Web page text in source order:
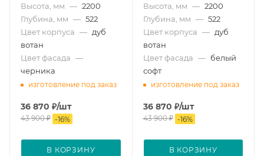
Высота, мм — 2200
Глубина, мм — 522
Цвет корпуса — дуб
вотан
Цвет фасада —
черника
изготовление под заказ
36 870 ₽/шт
43 900₽ -16%
В КОРЗИНУ
Высота, мм — 2200
Глубина, мм — 522
Цвет корпуса — дуб
вотан
Цвет фасада — белый
софт
изготовление под заказ
36 870 ₽/шт
43 900₽ -16%
В КОРЗИНУ